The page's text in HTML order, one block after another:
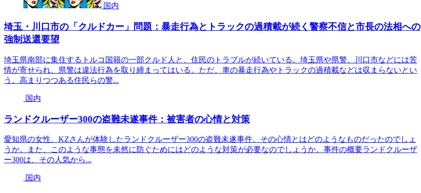
国内
埼玉・川口市の「クルドカー」問題：暴走行為とトラックの過積載が続く警察不信と市長の法相への
強制送還要望
埼玉県南部に集住するトルコ国籍の一部クルド人と、住民のトラブルが続いている。埼玉県や県警、川口市などには苦
情が寄せられ、県警は違法行為を取り締まってはいる。ただ、車の暴走行為やトラックの過積載などは収まらないとい
う。高まりつつある住民らの警...
国内
ランドクルーザー300の盗難未遂事件：被害者の心情と対策
愛知県の女性、KZさんが体験したランドクルーザー300の盗難未遂事件。その心情とはどのようなものだったのでしょ
うか。また、このような事態を未然に防ぐためにはどのような対策が必要なのでしょうか。事件の概要ランドクルーザ
ー300は、その人気から...
国内